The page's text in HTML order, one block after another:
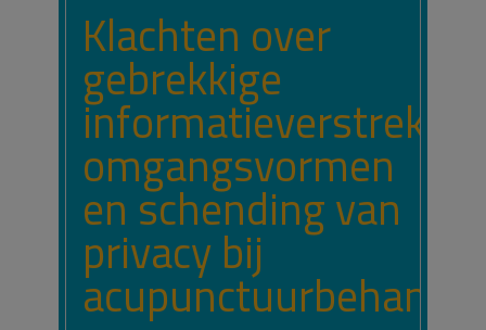
Klachten over
gebrekkige
omgangsvormen
en schending van
privacy bij